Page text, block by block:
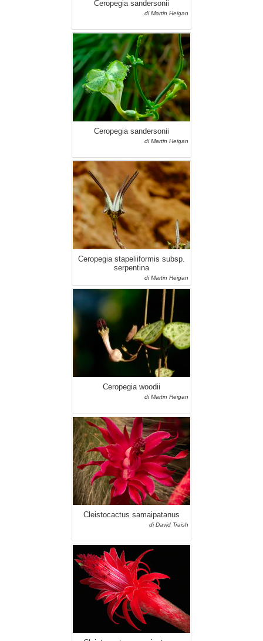
Ceropegia sandersonii
di Martin Heigan
Ceropegia sandersonii
di Martin Heigan
Ceropegia stapeliiformis subsp.
serpentina
di Martin Heigan
Ceropegia woodii
di Martin Heigan
Cleistocactus samaipatanus
di David Traish